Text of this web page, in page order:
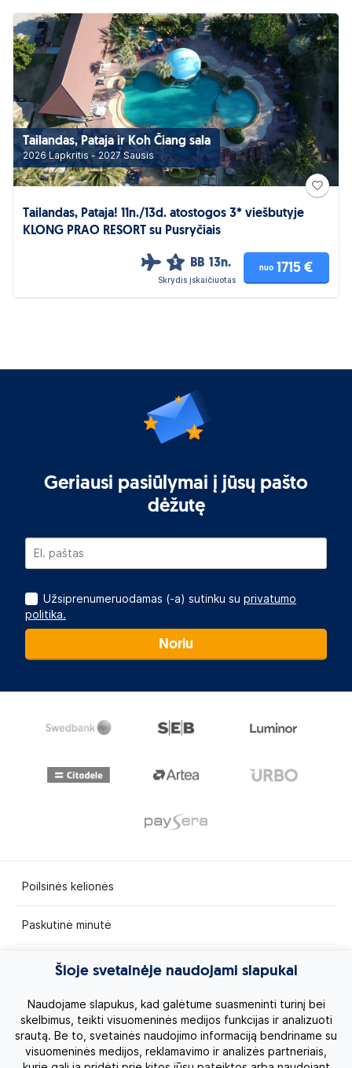
Tailandas, Pataja ir Koh Čiang sala
2026 Lapkritis - 2027 Sausis
Tailandas, Pataja! 11n./13d. atostogos 3* viešbutyje
KLONG PRAO RESORT su Pusryčiais
3 BB 13n.
Skrydis įskaičiuotas
nuo 1715 €
Geriausi pasiūlymai į jūsų pašto
dėžutę
Užsiprenumeruodamas (-a) sutinku su privatumo
politika.
Noriu
Poilsinės kelionės
Paskutinė minutė
Egzotinės kelionės
Kruizai
Kelionės po Lietuvą
Šioje svetainėje naudojami slapukai
Naudojame slapukus, kad galėtume suasmeninti turinį bei
skelbimus, teikti visuomeninės medijos funkcijas ir analizuoti
srautą. Be to, svetainės naudojimo informaciją bendriname su
visuomeninės medijos, reklamavimo ir analizės partneriais,